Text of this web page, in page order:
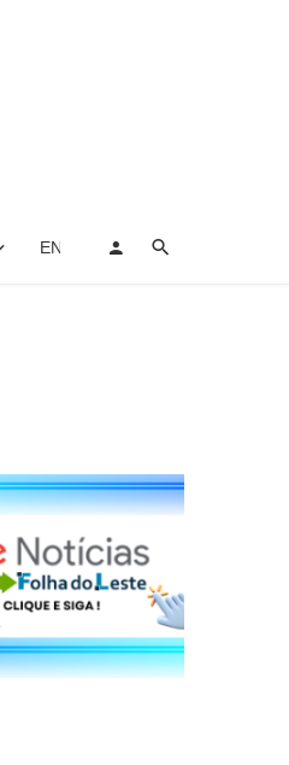
ENTRETENIMENTO, ARTES E